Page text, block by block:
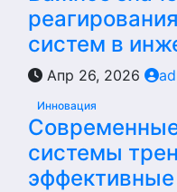
систем в
Апр 26, 2026
Инновация
системы